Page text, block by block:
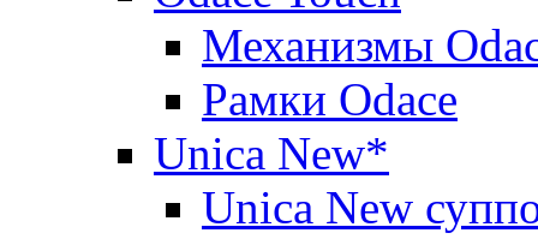
Механизмы
Рамки Odace
Unica New*
Unica New